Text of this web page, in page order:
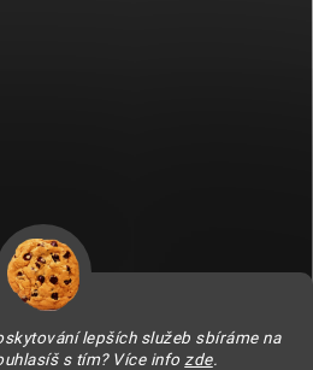
lepších služeb sbíráme na
s tím? Více info zde.
Fitami.hu